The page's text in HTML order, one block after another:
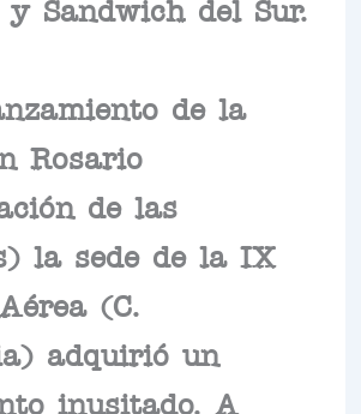
y Sandwich del Sur.
de la
Rosario
de las
la sede de la IX
(C.
adquirió un
inusitado. A